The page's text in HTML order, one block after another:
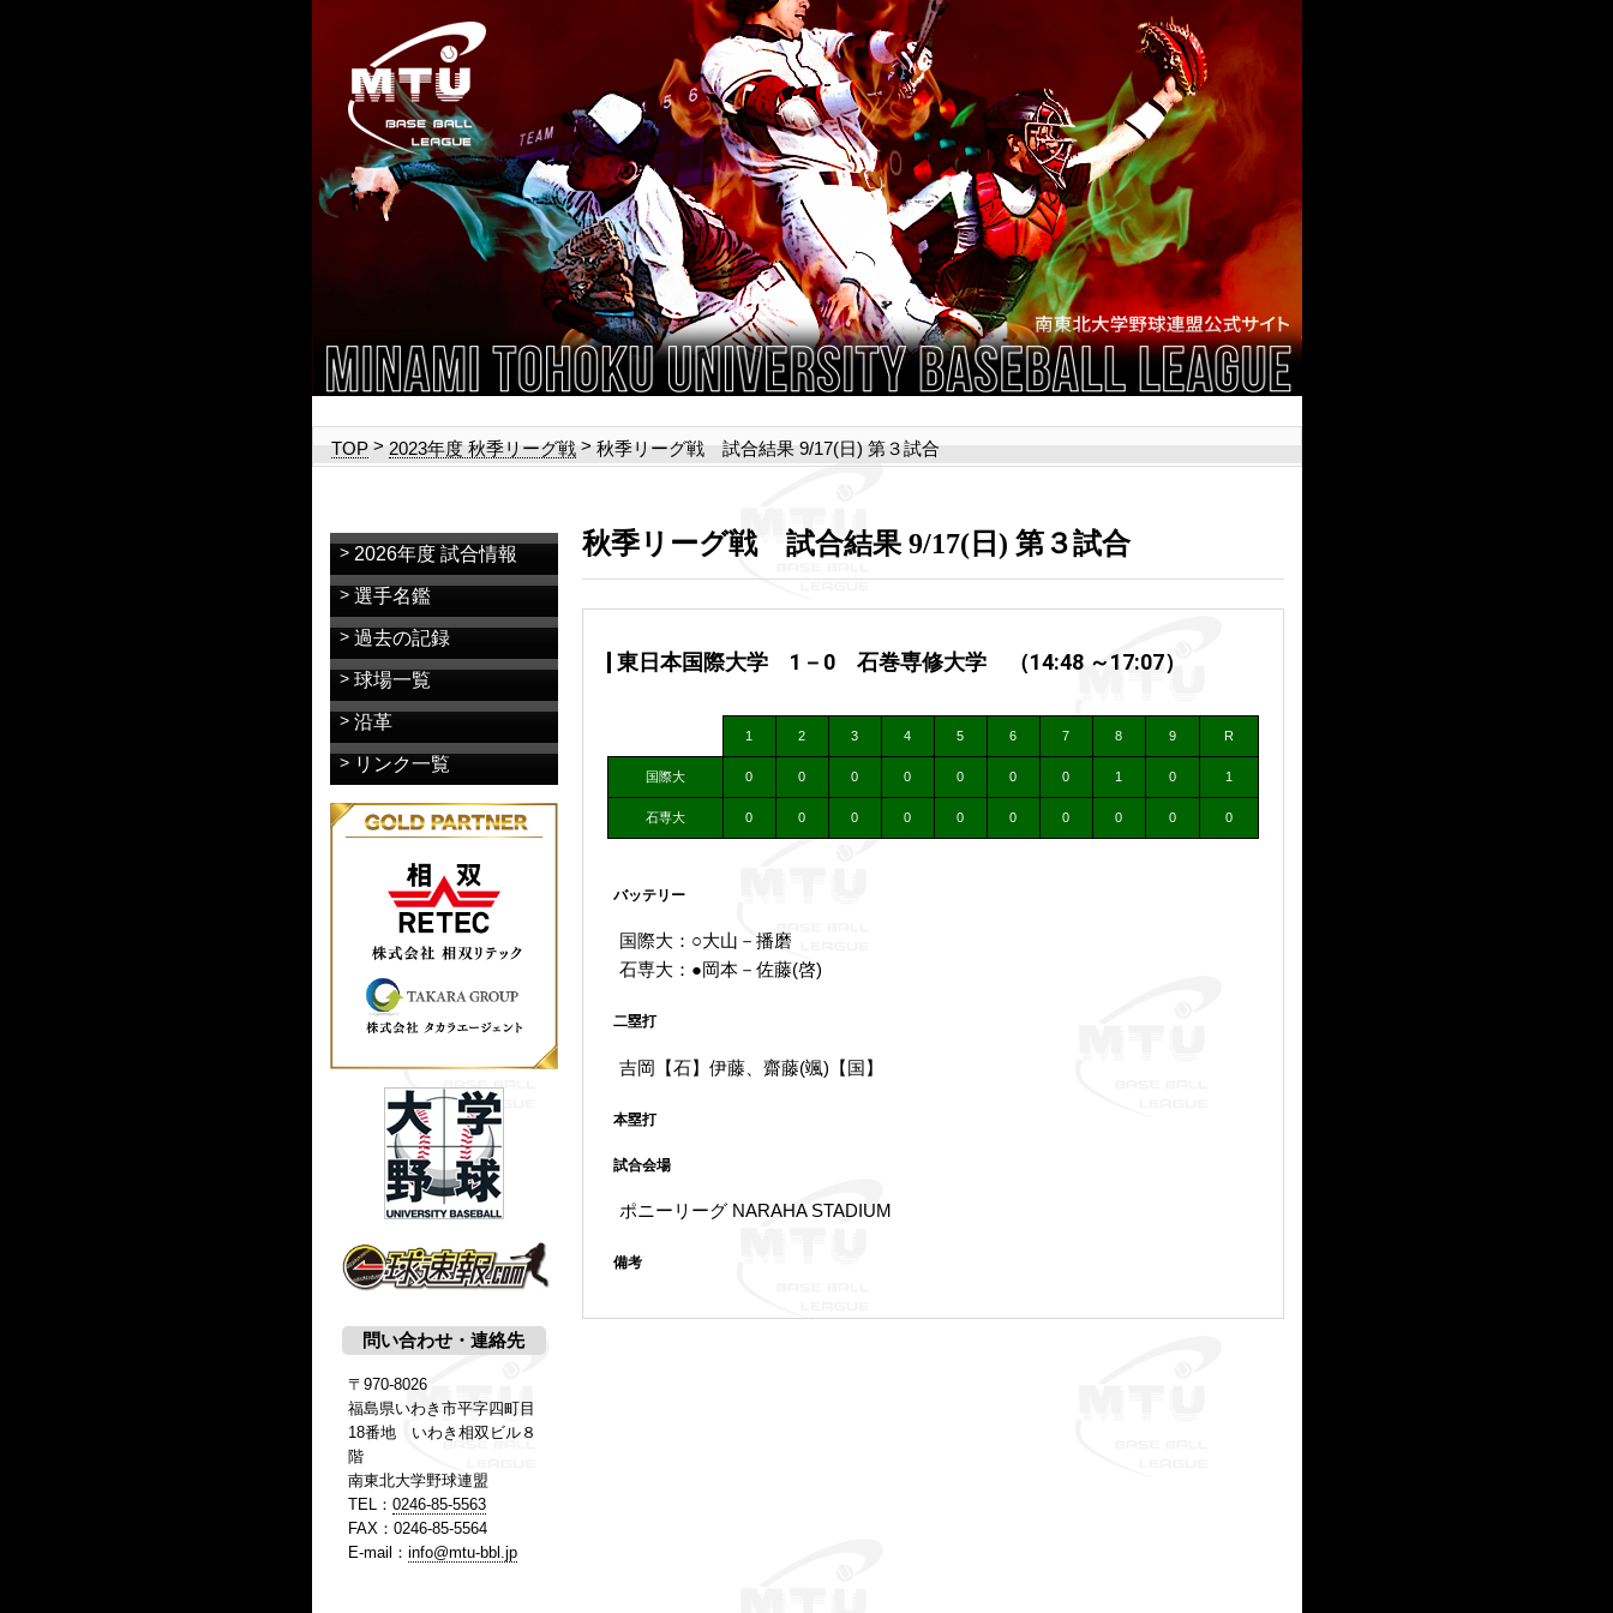
TOP> 2023年度 秋季リーグ戦 > 秋季リーグ戦 試合結果 9/17(日) 第３試合
秋季リーグ戦 試合結果 9/17(日) 第３試合
東日本国際大学 1－0 石巻専修大学 （14:48 ～17:07）
1 2 3 4 5 6 7 8 9 R
国際大 0 0 0 0 0 0 0 1 0 1
石専大 0 0 0 0 0 0 0 0 0 0
バッテリー
国際大：○大山－播磨
石専大：●岡本－佐藤(啓)
二塁打
吉岡【石】伊藤、齋藤(颯)【国】
本塁打
試合会場
ポニーリーグ NARAHA STADIUM
備考
2026年度 試合情報
選手名鑑
過去の記録
球場一覧
沿革
リンク一覧
問い合わせ・連絡先
〒970-8026
福島県いわき市平字四町目
18番地 いわき相双ビル８
階
南東北大学野球連盟
TEL： 0246-85-5563
FAX：0246-85-5564
E-mail： info@mtu-bbl.jp